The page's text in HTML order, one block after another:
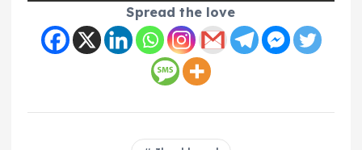
Spread the love